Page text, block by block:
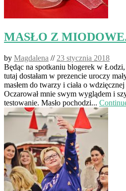
MASŁO Z
by Magdalena // 23 stycznia 2018
Będąc na spotkaniu blogerek w
tutaj dostałam w prezencie uroczy
masłem do twarzy i ciała o
Oczarował mnie swym wyglądem i
testowanie. Masło pochodzi...